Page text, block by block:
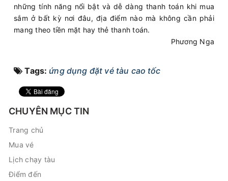
những tính năng nổi bật và dễ dàng thanh toán khi mua
sắm ở bất kỳ nơi đâu, địa điểm nào mà không cần phải
mang theo tiền mặt hay thẻ thanh toán.
Phương Nga
Tags: ứng dụng đặt vé tàu cao tốc
CHUYÊN MỤC TIN
Trang chủ
Mua vé
Lịch chạy tàu
Điểm đến